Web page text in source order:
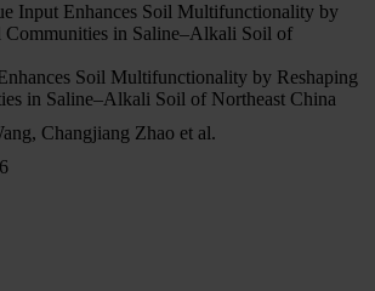
Input Enhances Soil Multifunctionality by
Communities in Saline–Alkali Soil of
Soil Multifunctionality by Reshaping
in Saline–Alkali Soil of Northeast China
Changjiang Zhao et al.